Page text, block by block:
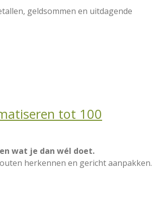
geldsommen en uitdagende
tot 100
wat je dan wél doet.
herkennen en gericht aanpakken.